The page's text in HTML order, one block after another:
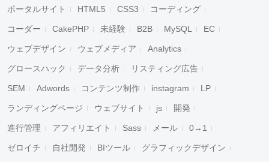
ポータルサイト HTML5 CSS3 コーディング
コーダー CakePHP 未経験 B2B MySQL EC
ウェブデザイン ウェブメディア Analytics
グロースハック データ分析 リスティング広告
SEM Adwords コンテンツ制作 instagram LP
ランディングページ ウェブサイト js 開発
進行管理 アフィリエイト Sass メール 0→1
ゼロイチ 自社開発 BIツール グラフィックデザイン